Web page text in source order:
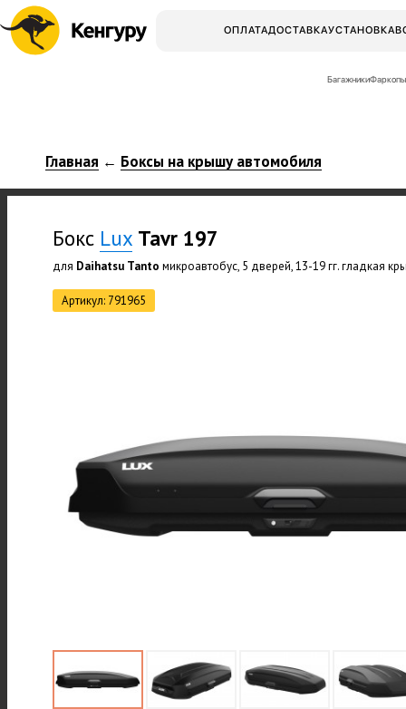
ОПЛАТАДОСТАВКАУСТАНОВКА
БагажникиФаркопы
Главная ← Боксы на крышу автомобиля
Бокс Lux Tavr 197
для Daihatsu Tanto микроавтобус, 5 дверей, 13-19 гг. гладкая
Артикул: 791965